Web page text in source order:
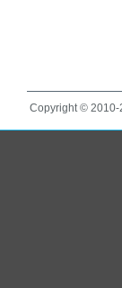
Copyright © 2010-